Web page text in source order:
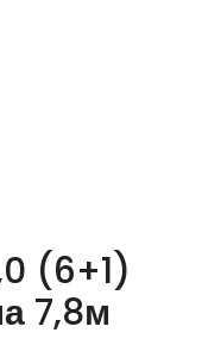
(6+1)
7,8м